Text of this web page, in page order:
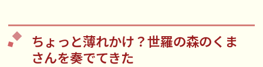
ちょっと薄れかけ？世羅の森のくま
さんを奏でてきた